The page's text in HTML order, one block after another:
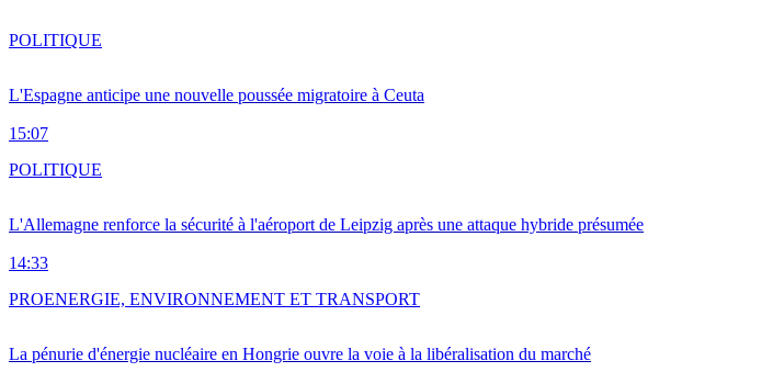
L'Espagne anticipe une nouvelle poussée migratoire à Ceuta
15:07
POLITIQUE
L'Allemagne renforce la sécurité à l'aéroport de Leipzig après une attaque hybride présumée
14:33
POLITIQUE
La pénurie d'énergie nucléaire en Hongrie ouvre la voie à la libéralisation du marché
PROENERGIE, ENVIRONNEMENT ET TRANSPORT